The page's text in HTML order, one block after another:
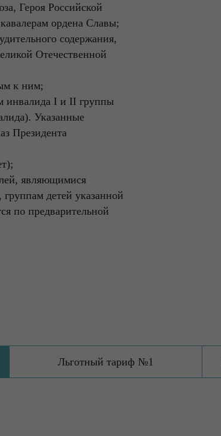
Героя Российской
ордена Славы;
содержания,
Отечественной
к ним;
инвалида I и II группы
Указанные
Президента
являющимися
детей указанной
по предварительной
Льготный тариф №1